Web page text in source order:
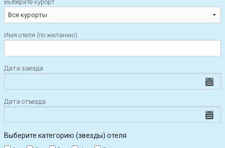
Выберите курорт
Имя отеля (по желанию)
Дата заезда
Дата отъезда
Выберите категорию (звезды) отеля